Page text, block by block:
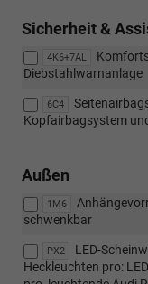
Sicherheit &
4K6+7AL
Diebstahlwarnanlage
6C4
Kopfairbagsystem
Außen
1M6
schwenkbar
PX2
LED-
Heckleuchten pro: